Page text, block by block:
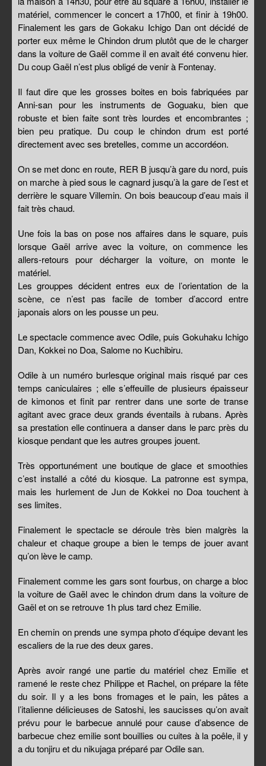
matériel, commencer le concert a 17h00, et finir à 19h00.
Finalement les gars de Gokaku Ichigo Dan ont décidé de
porter eux même le Chindon drum plutôt que de le charger
dans la voiture de Gaël comme il en avait été convenu hier.
Du coup Gaël n’est plus obligé de venir à Fontenay.
Il faut dire que les grosses boites en bois fabriquées par
Anni-san pour les instruments de Goguaku, bien que
robuste et bien faite sont très lourdes et encombrantes ;
bien peu pratique. Du coup le chindon drum est porté
directement avec ses bretelles, comme un accordéon.
On se met donc en route, RER B jusqu’à gare du nord, puis
on marche à pied sous le cagnard jusqu’à la gare de l’est et
derrière le square Villemin. On bois beaucoup d’eau mais il
fait très chaud.
Une fois la bas on pose nos affaires dans le square, puis
lorsque Gaël arrive avec la voiture, on commence les
allers-retours pour décharger la voiture, on monte le
matériel.
Les grouppes décident entres eux de l’orientation de la
scène, ce n’est pas facile de tomber d’accord entre
japonais alors on les pousse un peu.
Le spectacle commence avec Odile, puis Gokuhaku Ichigo
Dan, Kokkei no Doa, Salome no Kuchibiru.
Odile à un numéro burlesque original mais risqué par ces
temps caniculaires ; elle s’effeuille de plusieurs épaisseur
de kimonos et finit par rentrer dans une sorte de transe
agitant avec grace deux grands éventails à rubans. Après
sa prestation elle continuera a danser dans le parc près du
kiosque pendant que les autres groupes jouent.
Très opportunément une boutique de glace et smoothies
c’est installé a côté du kiosque. La patronne est sympa,
mais les hurlement de Jun de Kokkei no Doa touchent à
ses limites.
Finalement le spectacle se déroule très bien malgrès la
chaleur et chaque groupe a bien le temps de jouer avant
qu’on lève le camp.
Finalement comme les gars sont fourbus, on charge a bloc
la voiture de Gaël avec le chindon drum dans la voiture de
Gaël et on se retrouve 1h plus tard chez Emilie.
En chemin on prends une sympa photo d’équipe devant les
escaliers de la rue des deux gares.
Après avoir rangé une partie du matériel chez Emilie et
ramené le reste chez Philippe et Rachel, on prépare la fête
du soir. Il y a les bons fromages et le pain, les pâtes a
l’italienne délicieuses de Satoshi, les saucisses qu’on avait
prévu pour le barbecue annulé pour cause d’absence de
barbecue chez emilie sont bouillies ou cuites à la poêle, il y
a du tonjiru et du nikujaga préparé par Odile san.